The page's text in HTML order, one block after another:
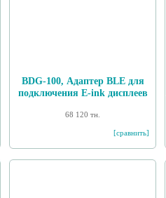
BDG-100, Адаптер BLE для
подключения E-ink дисплеев
68 120 тн.
[сравнить]